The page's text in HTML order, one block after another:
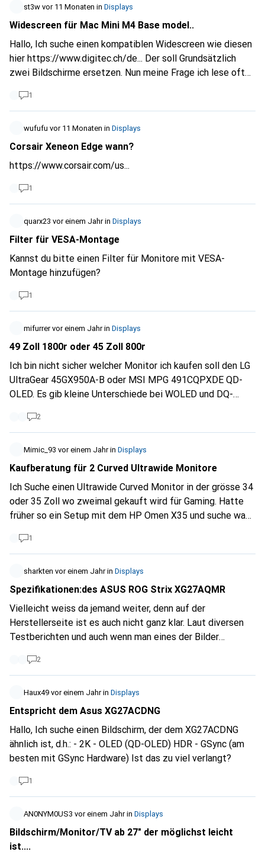
angekommen) MPG 341CQR QD-OLED X36.... Der hat
scheinbar ein neues SubpixelLayout, welches das
Textproblem lösen sollte.
st3w vor 11 Monaten in Displays
Widescreen für Mac Mini M4 Base model..
Hallo, Ich suche einen kompatiblen Widescreen wie diesen
hier https://www.digitec.ch/de...
zwei Bildschirme ersetzen. Nun meine Frage ich lese oft
einer der nicht über 1100.- CHF kostet und problemlos die
240hz oder 120hz mit dem Base Mac Mini M4 betreiben
kann? Es muss auch kein 4K sein, 1440 reicht genügend.
Was wäre dann besser zum anschliessen, direkt HDMI oder
1
wufufu vor 11 Monaten in Displays
Corsair Xeneon Edge wann?
https://www.corsair.com/us...
1
quarx23 vor einem Jahrin Displays
Filter für VESA-Montage
Kannst du bitte einen Filter für Monitore mit VESA-
Montage hinzufügen?
1
mifurrer vor einem Jahrin Displays
49 Zoll 1800r oder 45 Zoll 800r
Ich bin nicht sicher welcher Monitor ich kaufen soll den LG
UltraGear 45GX950A-B oder MSI MPG 491CQPXDE QD-
OLED. Es gib kleine Unterschiede bei WOLED und DQ-
Krümmung beim LG 45 Zoll. Ob 800r zu gekrümmt ist und
mir schlecht wird. der 49 Zoll hat 1800r der gleich ist wie
mein momentaner Alienware 38 Zoll. Hat jemand erfahrung
mir der starken Krümmung?
2
Mimic_93 vor einem Jahrin Displays
Kaufberatung für 2 Curved Ultrawide Monitore
Ich Suche einen Ultrawide Curved Monitor in der grösse 34
oder 35 Zoll wo zweimal gekauft wird für Gaming. Hatte
früher so ein Setup mit dem HP Omen X35 und suche was
würde für Minecraft und Simulatoren hauptsächlich
gebraucht und bissl Youtube Videos schauen Vorab
schonmal vielen Dank für eure Hilfe Voraussetzung :
Curved Radius 1800 Maximal 1500 Krümmung Möglichkeit
34WQHD240C eine gute Wahl ? Hab alt bissl respekt
wegen dem Burn-in von O-LED
1
sharkten vor einem Jahrin Displays
Spezifikationen:des ASUS ROG Strix XG27AQMR
Vielleicht weiss da jemand weiter, denn auf der
Herstellerseite ist es auch nicht ganz klar. Laut diversen
Testberichten und auch wenn man eines der Bilder
DisplayPort 1.4 (300Hz@2560x1440), 2x HDMI 2.0
(144Hz@2560x1440), 1x USB-B 3.0 (Upstream, 5Gb/​s), 2x
USB-A 3.0 (Downstream, 5Gb/​s), 1x 3.5mm Klinke Line-Out,
1x DC-In Hohlbuchse (Netzanschluss). Ich denke für diesen
der Display Widget Center software von Asus
kommuniezieren? Danke schon mal für die Antwort.Hier
der Link zu den Spezifikationen wie ich sie gefunden habe.
https://geizhals.de/asus-rog-s...
2
Haux49 vor einem Jahrin Displays
Entspricht dem Asus XG27ACDNG
Hallo, Ich suche einen Bildschirm, der dem XG27ACDNG
ähnlich ist, d.h.: - 2K - OLED (QD-OLED) HDR - GSync (am
besten mit GSync Hardware) Ist das zu viel verlangt?
1
AN0NYM0US3 vor einem Jahrin Displays
Bildschirm/Monitor/TV ab 27" der möglichst leicht
ist....